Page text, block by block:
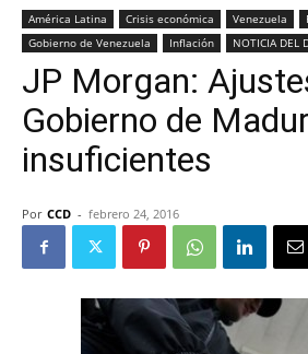
Claras
América Latina Crisis económica Venezuela
Gobierno de Venezuela
Inflación NOTICIA DEL
JP Morgan:
Gobierno de
insuficientes
Por CCD - febrero 24, 2016